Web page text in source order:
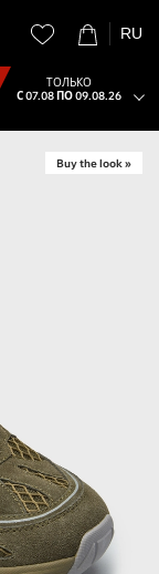
RU
ТОЛЬКО
С 07.08 ПО 09.08.26
Buy the look »